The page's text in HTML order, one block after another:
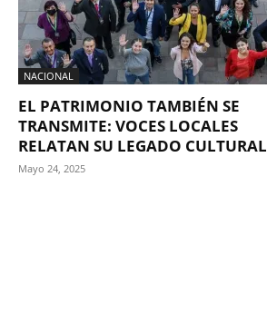
NACIONAL
EL PATRIMONIO TAMBIÉN SE
TRANSMITE: VOCES LOCALES
RELATAN SU LEGADO CULTURAL
Mayo 24, 2025